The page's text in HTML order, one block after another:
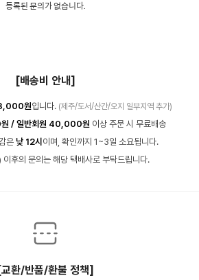
등록된 문의가 없습니다.
[배송비 안내]
원입니다. (제주/도서/산간/오지 일부지역 추가)
/ 일반회원 40,000원 이상 주문 시 무료배송
은낮 12시 이며, 확인까지 1~3일 소요됩니다.
이후의 문의는 해당 택배사로 부탁드립니다.
[교환/반품/환불 정책]